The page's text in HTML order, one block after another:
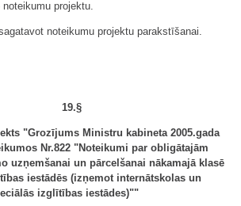
projektu.
noteikumu projektu parakstīšanai.
19.§
"Grozījums Ministru kabineta 2005.gada
Nr.822 "Noteikumi par obligātajām
uzņemšanai un pārcelšanai nākamajā klasē
iestādēs (izņemot internātskolas un
izglītības iestādes)""